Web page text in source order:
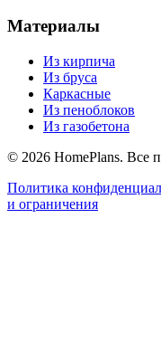
Материалы
Из кирпича
Из бруса
Каркасные
Из пеноблоков
Из газобетона
© 2026 HomePlans. Все
Политика
и ограничения